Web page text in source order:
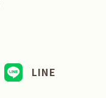
LINE